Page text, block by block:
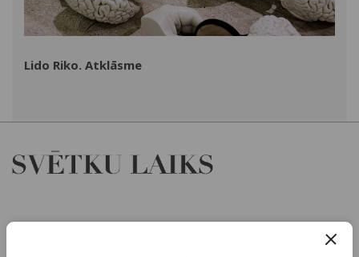
Lido Riko. Atklāsme